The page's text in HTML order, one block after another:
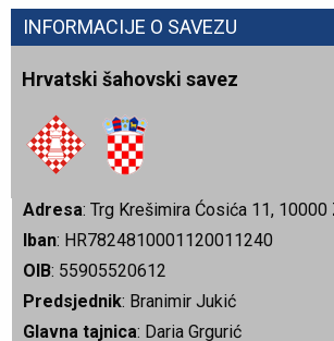
INFORMACIJE O SAVEZU
Hrvatski šahovski savez
Adresa: Trg Krešimira Ćosića 11, 10000
Iban: HR7824810001120011240
OIB: 55905520612
Predsjednik: Branimir Jukić
Glavna tajnica: Daria Grgurić